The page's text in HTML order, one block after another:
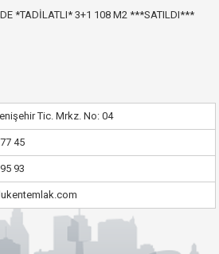
*TADİLATLI* 3+1 108 M2 ***SATILDI***
Tic. Mrkz. No: 04
45
93